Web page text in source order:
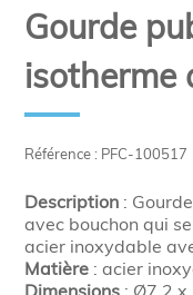
Référence : PFC-100517
Gourde
isotherme
Description :
avec bouchon qui
acier inoxydable
Matière : acier
Dimensions : Ø7,2 x